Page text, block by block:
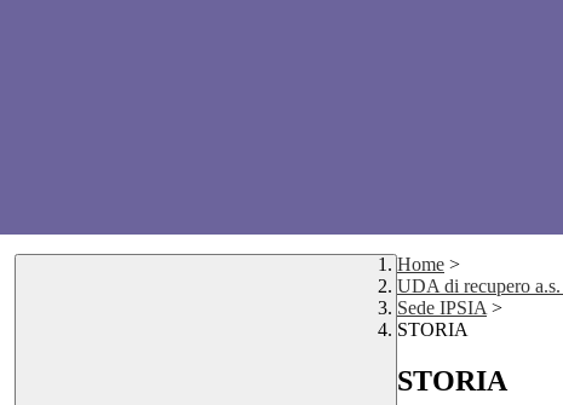
Home >
UDA di recupero
Sede IPSIA >
STORIA
STORIA